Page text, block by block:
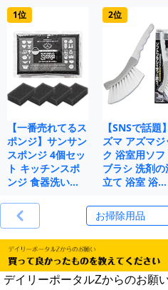
1位
【一番売れてるス
ポンジ】サンサン
スポンジ 4個セッ
ト キッチンスポ
ンジ 食器洗い…
2位
【SNSで話題
ズマ アズマジ
ク 浴室用ソフ
ブラシ 洗剤の
立て 浴室 浴…
デイリーポータルZからのお願